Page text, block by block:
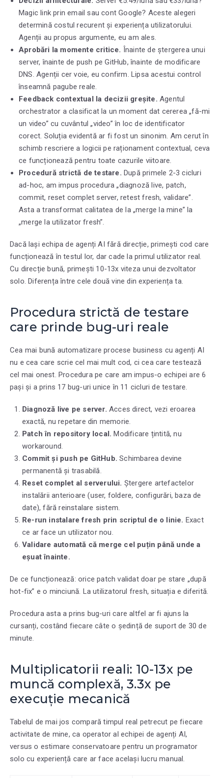
Magic link prin email sau cont Google? Aceste alegeri
determină costul recurent și experiența utilizatorului.
Agenții au propus argumente, eu am ales.
Aprobări la momente critice. Înainte de ștergerea unui
server, înainte de push pe GitHub, înainte de modificare
DNS. Agenții cer voie, eu confirm. Lipsa acestui control
înseamnă pagube reale.
Feedback contextual la decizii greșite. Agentul
orchestrator a clasificat la un moment dat cererea „fă-mi
un video” cu cuvântul „video” în loc de identificator
corect. Soluția evidentă ar fi fost un sinonim. Am cerut în
schimb rescriere a logicii pe raționament contextual, ceva
ce funcționează pentru toate cazurile viitoare.
Procedură strictă de testare. După primele 2-3 cicluri
ad-hoc, am impus procedura „diagnoză live, patch,
commit, reset complet server, retest fresh, validare”.
Asta a transformat calitatea de la „merge la mine” la
„merge la utilizator fresh”.
Dacă lași echipa de agenți AI fără direcție, primești cod care
funcționează în testul lor, dar cade la primul utilizator real.
Cu direcție bună, primești 10-13x viteza unui dezvoltator
solo. Diferența între cele două vine din experiența ta.
Procedura strictă de testare
care prinde bug-uri reale
Cea mai bună automatizare procese business cu agenți AI
nu e cea care scrie cel mai mult cod, ci cea care testează
cel mai onest. Procedura pe care am impus-o echipei are 6
pași și a prins 17 bug-uri unice în 11 cicluri de testare.
Diagnoză live pe server. Acces direct, vezi eroarea
exactă, nu repetare din memorie.
Patch în repository local. Modificare țintită, nu
workaround.
Commit și push pe GitHub. Schimbarea devine
permanentă și trasabilă.
Reset complet al serverului. Ștergere artefactelor
instalării anterioare (user, foldere, configurări, baza de
date), fără reinstalare sistem.
Re-run instalare fresh prin scriptul de o linie. Exact
ce ar face un utilizator nou.
Validare automată că merge cel puțin până unde a
eșuat înainte.
De ce funcționează: orice patch validat doar pe stare „după
hot-fix” e o minciună. La utilizatorul fresh, situația e diferită.
Procedura asta a prins bug-uri care altfel ar fi ajuns la
cursanți, costând fiecare câte o ședință de suport de 30 de
minute.
Multiplicatorii reali: 10-13x pe
muncă complexă, 3.3x pe
execuție mecanică
Tabelul de mai jos compară timpul real petrecut pe fiecare
activitate de mine, ca operator al echipei de agenți AI,
versus o estimare conservatoare pentru un programator
solo cu experiență care ar face același lucru manual.